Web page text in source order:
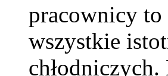
pracownicy
wszystkie